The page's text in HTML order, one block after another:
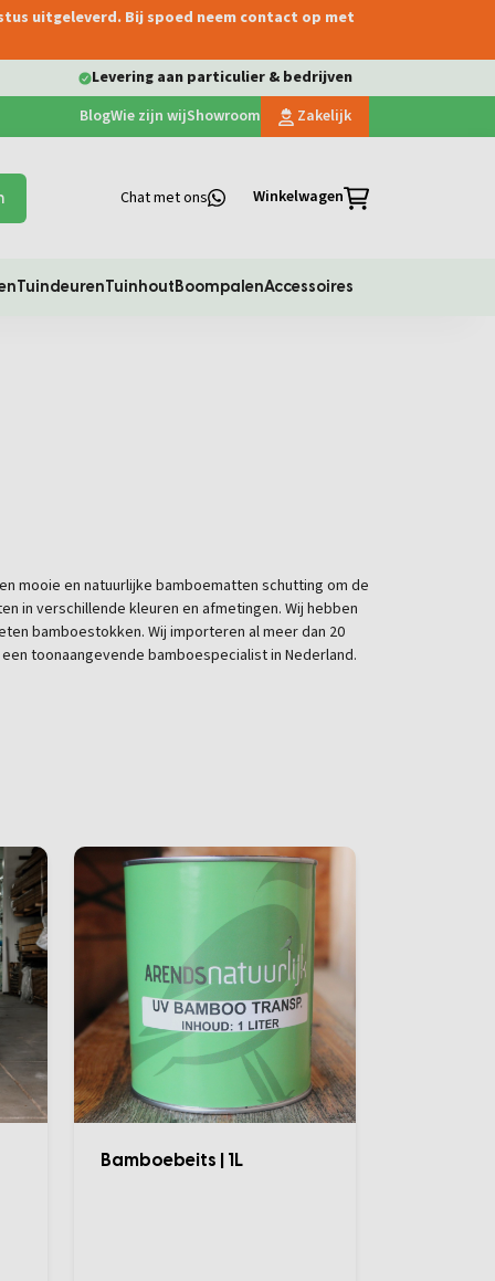
uitgeleverd. Bij spoed neem contact op met
Levering aan particulier & bedrijven
BlogWie zijn wijShowroom Zakelijk
Chat met ons Winkelwagen
TuindeurenTuinhoutBoompalenAccessoires
mooie en natuurlijke bamboematten schutting om de
in verschillende kleuren en afmetingen. Wij hebben
bamboestokken. Wij importeren al meer dan 20
toonaangevende bamboespecialist in Nederland.
Bamboebeits | 1L